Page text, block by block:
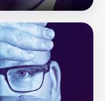
Effizienz pur
zur richtigen